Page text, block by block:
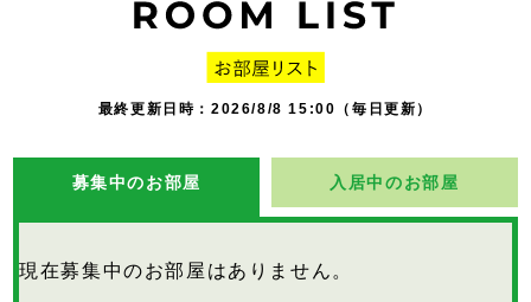
最終更新日時：2026/8/8 15:00（毎日更新）
募集中のお部屋 入居中のお部屋
現在募集中のお部屋はありません。